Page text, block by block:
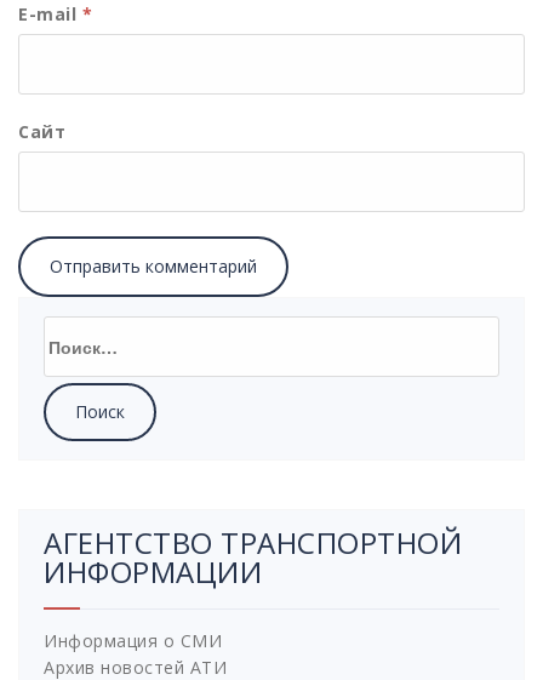
E-mail *
Сайт
АГЕНТСТВО ТРАНСПОРТНОЙ
ИНФОРМАЦИИ
Информация о СМИ
Архив новостей АТИ